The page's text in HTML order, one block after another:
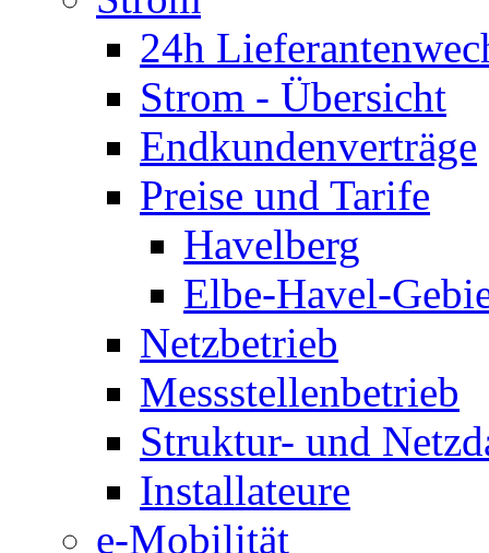
24h
Strom - Übersicht
Endkundenverträge
Preise und Tarife
Havelberg
Elbe-Havel-
Netzbetrieb
Messstellenbetrieb
Struktur- und
Installateure
e-Mobilität